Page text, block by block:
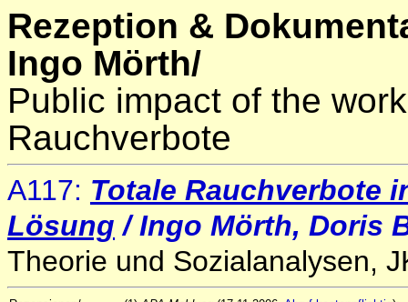
Rezeption &
Ingo Mörth/
Public impact of the
Rauchverbote
A117: Totale Rauchverbote
Lösung / Ingo Mörth, Doris
Theorie und Sozialanalysen,